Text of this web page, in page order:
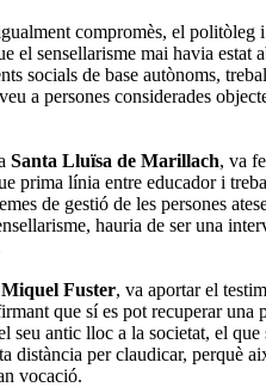
compromès, el politòleg
el sensellarisme mai havia
socials de base autònoms,
a persones considerades
Santa Lluïsa de Marillach, va
prima línia entre educador i
de gestió de les persones
hauria de ser una
Miquel Fuster, va aportar el
que sí es pot recuperar
antic lloc a la societat, el
distància per claudicar, perquè
vocació.